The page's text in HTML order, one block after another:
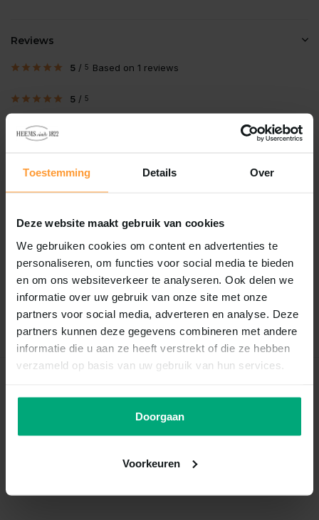
Toestemming Details Over
Deze website maakt gebruik van cookies
We gebruiken cookies om content en advertenties te
personaliseren, om functies voor social media te bieden
en om ons websiteverkeer te analyseren. Ook delen we
informatie over uw gebruik van onze site met onze
partners voor social media, adverteren en analyse. Deze
partners kunnen deze gegevens combineren met andere
informatie die u aan ze heeft verstrekt of die ze hebben
verzameld op basis van uw gebruik van hun services.
Doorgaan
Voorkeuren
Reviews
5 / 5 Based on 1 reviews
5 / 5
Fantastische en zeer
mijn verbazing heb ik met de carbon
top gemonteerd, al enkele grotere
52cm, enkele brasems van 60cm+,
en een per ongeluk gehaakte snoek
van ...
Lees meer
Schrijf je eigen review